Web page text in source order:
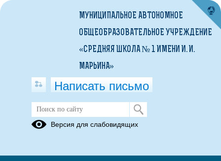
Викторина от Первый урок
Викторина от Первых!
МУНИЦИПАЛЬНОЕ АВТОНОМНОЕ
ОБЩЕОБРАЗОВАТЕЛЬНОЕ УЧРЕЖДЕНИЕ
«СРЕДНЯЯ ШКОЛА № 1 ИМЕНИ И. И.
МАРЬИНА»
Написать письмо
Версия для слабовидящих